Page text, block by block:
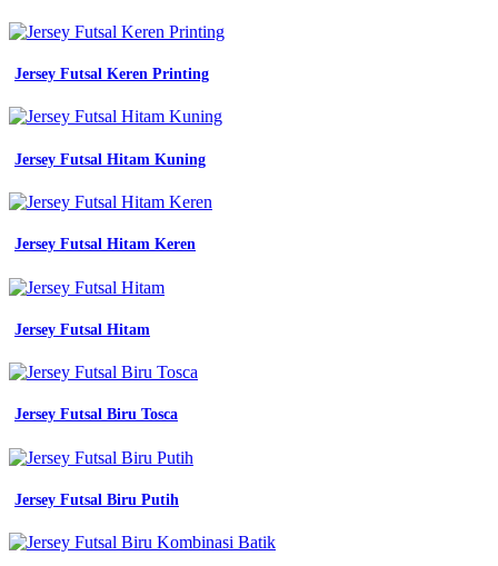
Jersey Futsal Keren Printing
Jersey Futsal Hitam Kuning
Jersey Futsal Hitam Keren
Jersey Futsal Hitam
Jersey Futsal Biru Tosca
Jersey Futsal Biru Putih